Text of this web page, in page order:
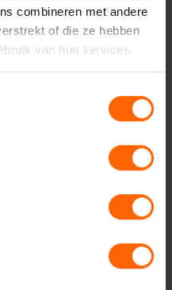
combineren met andere
of die ze hebben
van hun services.